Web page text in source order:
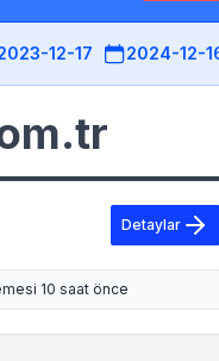
12-17 2024-12-
Detaylar
10 saat önce